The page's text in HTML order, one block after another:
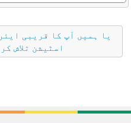
یا ہمیں آپ کا قریبی
اسٹیشن تلاش